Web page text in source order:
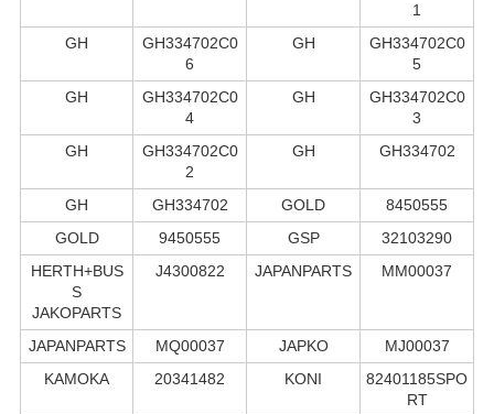
1
GH
GH334702C0
6
GH
GH334702C0
5
GH
GH334702C0
4
GH
GH334702C0
3
GH
GH334702C0
2
GH GH334702
GH GH334702 GOLD
8450555
GOLD
9450555 GSP
32103290
HERTH+BUS
S
JAKOPARTS
J4300822 JAPANPARTS MM00037
JAPANPARTS MQ00037 JAPKO
MJ00037
KAMOKA
20341482 KONI
82401185SPO
RT